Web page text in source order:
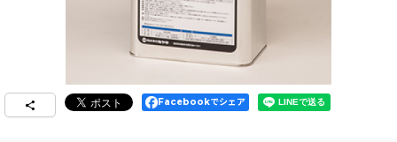
Facebookでシェア